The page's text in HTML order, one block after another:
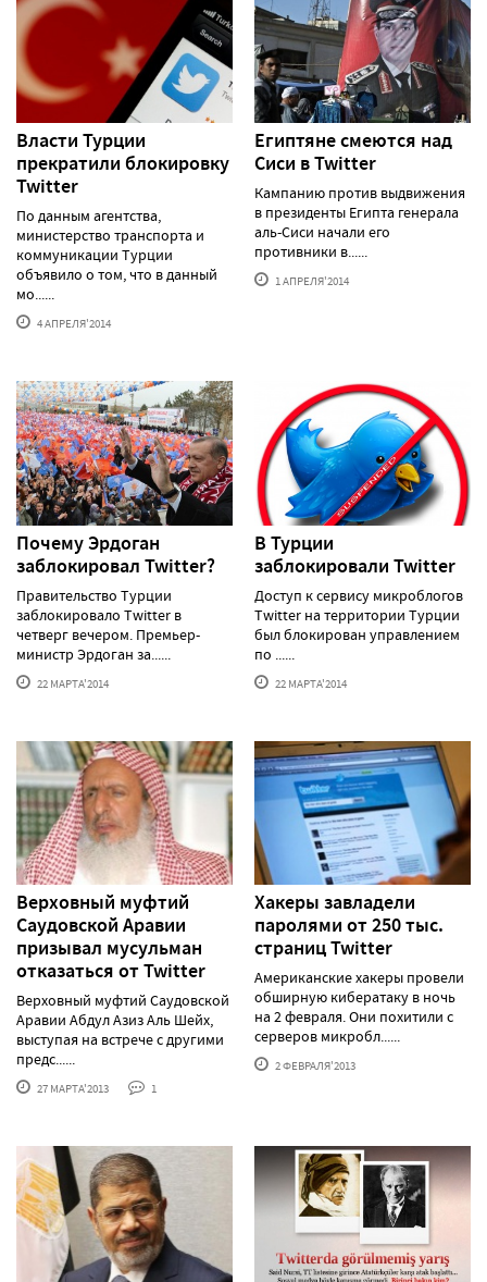
Власти Турции
прекратили блокировку
Twitter
По данным агентства,
министерство транспорта и
коммуникации Турции
объявило о том, что в данный
мо......
4 АПРЕЛЯ'2014
Египтяне смеются над
Сиси в Twitter
Кампанию против выдвижения
в президенты Египта генерала
аль-Сиси начали его
противники в......
1 АПРЕЛЯ'2014
Почему Эрдоган
заблокировал Twitter?
Правительство Турции
заблокировало Twitter в
четверг вечером. Премьер-
министр Эрдоган за......
22 МАРТА'2014
В Турции
заблокировали Twitter
Доступ к сервису микроблогов
Twitter на территории Турции
был блокирован управлением
по ......
22 МАРТА'2014
Верховный муфтий
Саудовской Аравии
призывал мусульман
отказаться от Twitter
Верховный муфтий Саудовской
Аравии Абдул Азиз Аль Шейх,
выступая на встрече с другими
предс......
27 МАРТА'2013 1
Хакеры завладели
паролями от 250 тыс.
страниц Twitter
Американские хакеры провели
обширную кибератаку в ночь
на 2 февраля. Они похитили с
серверов микробл......
2 ФЕВРАЛЯ'2013